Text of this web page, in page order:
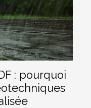
: pourquoi